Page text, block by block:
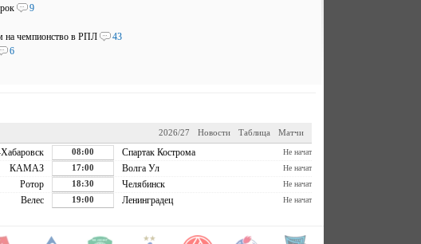
9
на чемпионство в РПЛ
43
6
Матчи
Таблица
Новости
2026/27
08:00 Спартак Кострома Не начат
КАМАЗ 17:00 Волга Ул Не начат
Ротор 18:30 Челябинск Не начат
Велес 19:00 Ленинградец Не начат